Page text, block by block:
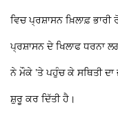
ਵਿਚ ਪ੍ਰਸ਼ਾਸਨ ਖ਼ਿਲਾਫ਼
ਪ੍ਰਸ਼ਾਸਨ ਦੇ ਖਿਲਾਫ ਧਰਨਾ
ਨੇ ਮੌਕੇ ’ਤੇ ਪਹੁੰਚ ਕੇ ਸਥਿਤੀ
ਸ਼ੁਰੂ ਕਰ ਦਿੱਤੀ ਹੈ।